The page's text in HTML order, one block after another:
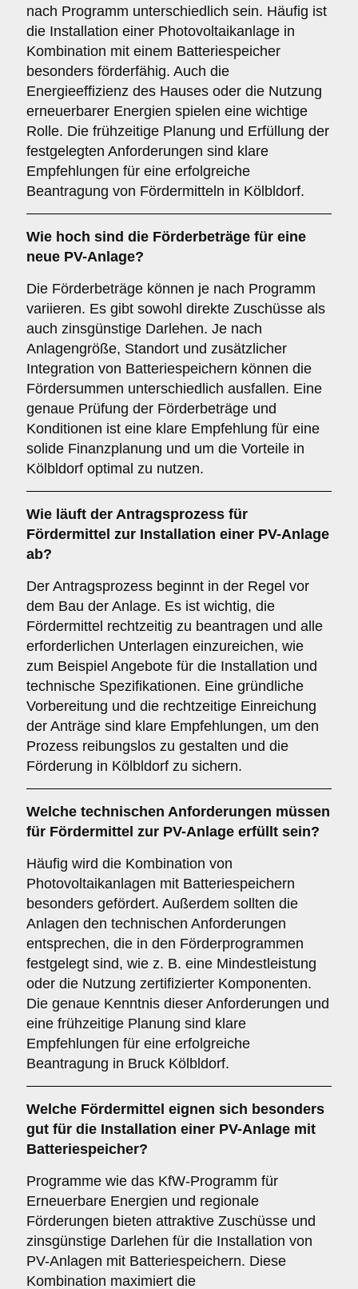
nach Programm unterschiedlich sein. Häufig ist
die Installation einer Photovoltaikanlage in
Kombination mit einem Batteriespeicher
besonders förderfähig. Auch die
Energieeffizienz des Hauses oder die Nutzung
erneuerbarer Energien spielen eine wichtige
Rolle. Die frühzeitige Planung und Erfüllung der
festgelegten Anforderungen sind klare
Empfehlungen für eine erfolgreiche
Beantragung von Fördermitteln in Kölbldorf.
Wie hoch sind die Förderbeträge für eine
neue PV-Anlage?
Die Förderbeträge können je nach Programm
variieren. Es gibt sowohl direkte Zuschüsse als
auch zinsgünstige Darlehen. Je nach
Anlagengröße, Standort und zusätzlicher
Integration von Batteriespeichern können die
Fördersummen unterschiedlich ausfallen. Eine
genaue Prüfung der Förderbeträge und
Konditionen ist eine klare Empfehlung für eine
solide Finanzplanung und um die Vorteile in
Kölbldorf optimal zu nutzen.
Wie läuft der Antragsprozess für
Fördermittel zur Installation einer PV-Anlage
ab?
Der Antragsprozess beginnt in der Regel vor
dem Bau der Anlage. Es ist wichtig, die
Fördermittel rechtzeitig zu beantragen und alle
erforderlichen Unterlagen einzureichen, wie
zum Beispiel Angebote für die Installation und
technische Spezifikationen. Eine gründliche
Vorbereitung und die rechtzeitige Einreichung
der Anträge sind klare Empfehlungen, um den
Prozess reibungslos zu gestalten und die
Förderung in Kölbldorf zu sichern.
Welche technischen Anforderungen müssen
für Fördermittel zur PV-Anlage erfüllt sein?
Häufig wird die Kombination von
Photovoltaikanlagen mit Batteriespeichern
besonders gefördert. Außerdem sollten die
Anlagen den technischen Anforderungen
entsprechen, die in den Förderprogrammen
festgelegt sind, wie z. B. eine Mindestleistung
oder die Nutzung zertifizierter Komponenten.
Die genaue Kenntnis dieser Anforderungen und
eine frühzeitige Planung sind klare
Empfehlungen für eine erfolgreiche
Beantragung in Bruck Kölbldorf.
Welche Fördermittel eignen sich besonders
gut für die Installation einer PV-Anlage mit
Batteriespeicher?
Programme wie das KfW-Programm für
Erneuerbare Energien und regionale
Förderungen bieten attraktive Zuschüsse und
zinsgünstige Darlehen für die Installation von
PV-Anlagen mit Batteriespeichern. Diese
Kombination maximiert die